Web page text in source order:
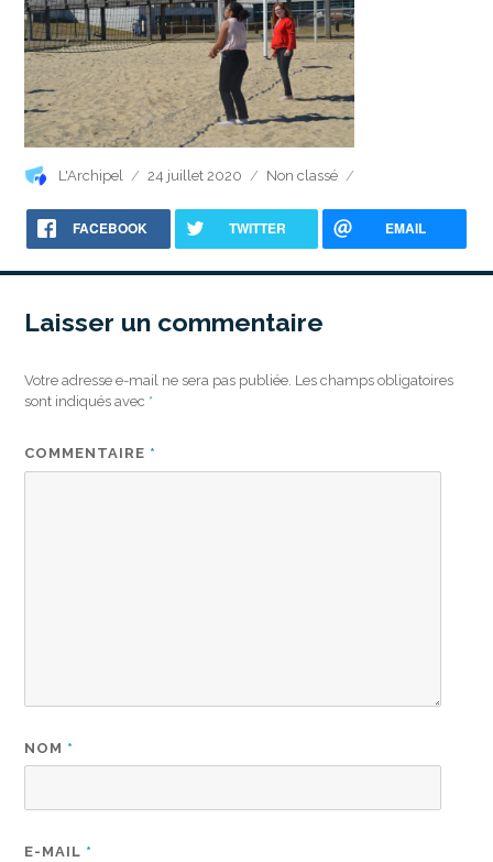
Auteur
L'Archipel
Publié
24 juillet 2020 Catégories
Non classé
FACEBOOK TWITTER EMAIL
Laisser un commentaire
Votre adresse e-mail ne sera pas publiée. Les champs obligatoires
sont indiqués avec *
COMMENTAIRE *
NOM *
E-MAIL *